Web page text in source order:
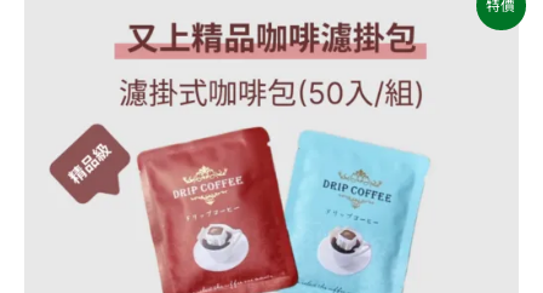
特價
始
價
格：
NT$1,200。
前
價
格：
NT$960。